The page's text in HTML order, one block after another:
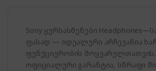
Sony ყურსასმენები
ფასად — იდეალური არჩევანია
ფუნქციურობის მოყვარულთათვის.
ოფიციალური გარანტია, სწრაფი